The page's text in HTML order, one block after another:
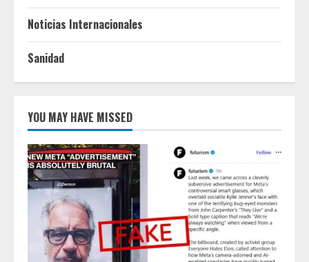
Noticias Internacionales
Sanidad
YOU MAY HAVE MISSED